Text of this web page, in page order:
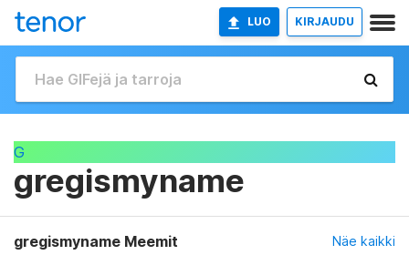
LUO KIRJAUDU
G
gregismyname
gregismyname Meemit Näe kaikki